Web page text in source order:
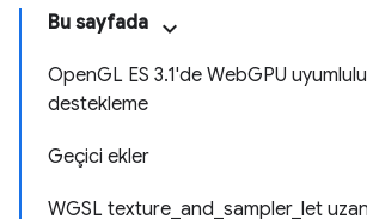
Bu sayfada
OpenGL ES 3.1'de WebGPU
destekleme
Geçici ekler
WGSL texture_and_sampler_let